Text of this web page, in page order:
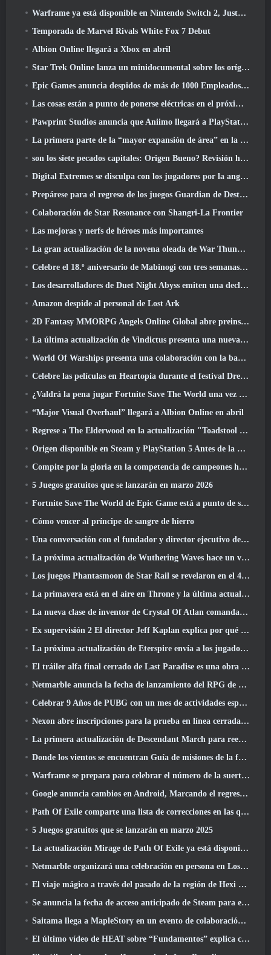
Warframe ya está disponible en Nintendo Switch 2, Justo a tiempo para el lanzamiento de Shadowgrapher
Temporada de Marvel Rivals White Fox 7 Debut
Albion Online llegará a Xbox en abril
Star Trek Online lanza un minidocumental sobre los orígenes de la Federación para celebrar el 16º aniversario
Epic Games anuncia despidos de más de 1000 Empleados, Citando "Descenso en el compromiso de Fortnite"
Las cosas están a punto de ponerse eléctricas en el próximo evento Aftershock de Apex Legends
Pawprint Studios anuncia que Aniimo llegará a PlayStation 5 Y la tienda de Epic Games en los lanzamientos
La primera parte de la “mayor expansión de área” en la historia de RuneScape se lanza hoy
son los siete pecados capitales: Origen Bueno? Revisión honesta
Digital Extremes se disculpa con los jugadores por la angustia causada por las “invitaciones nefastas” en Warframe
Prepárese para el regreso de los juegos Guardian de Destiny 2
Colaboración de Star Resonance con Shangri-La Frontier
Las mejoras y nerfs de héroes más importantes
La gran actualización de la novena oleada de War Thunder mejora el aspecto de las batallas navales con imágenes acuáticas mejoradas
Celebre el 18.º aniversario de Mabinogi con tres semanas de eventos y recompensas
Los desarrolladores de Duet Night Abyss emiten una declaración oficial sobre un reciente incidente de malware después de la actualización del juego
Amazon despide al personal de Lost Ark
2D Fantasy MMORPG Angels Online Global abre preinscripción
La última actualización de Vindictus presenta una nueva incursión en la que los jugadores se enfrentarán al Guardián de Caliburn
World Of Warships presenta una colaboración con la banda sueca de heavy metal Sabaton
Celebre las películas en Heartopia durante el festival Dreamlight Cinematics
¿Valdrá la pena jugar Fortnite Save The World una vez que sea gratis??
“Major Visual Overhaul” llegará a Albion Online en abril
Regrese a The Elderwood en la actualización "Toadstool Tales" de Palia
Origen disponible en Steam y PlayStation 5 Antes de la marcha 23 Lanzamiento
Compite por la gloria en la competencia de campeones huecos de New Eridu en la próxima actualización de Zenless Zone Zero
5 Juegos gratuitos que se lanzarán en marzo 2026
Fortnite Save The World de Epic Game está a punto de ser un juego gratuito
Cómo vencer al príncipe de sangre de hierro
Una conversación con el fundador y director ejecutivo de Netmarble, Ken Kim, sobre MONGIL: Buceo estelar
La próxima actualización de Wuthering Waves hace un viaje al “lado oscuro”
Los juegos Phantasmoon de Star Rail se revelaron en el 4.1 Programa Especial
La primavera está en el aire en Throne y la última actualización de Liberty
La nueva clase de inventor de Crystal Of Atlan comanda a los Magitech Mechs en la batalla
Ex supervisión 2 El director Jeff Kaplan explica por qué dejó a Blizzard
La próxima actualización de Eterspire envía a los jugadores a las minas enanas
El tráiler alfa final cerrado de Last Paradise es una obra de arte pequeña pero aterradora
Netmarble anuncia la fecha de lanzamiento del RPG de acción para domesticar monstruos Mongil: Buceo estelar
Celebrar 9 Años de PUBG con un mes de actividades especiales
Nexon abre inscripciones para la prueba en línea cerrada de abril de MapleStory Classic World
La primera actualización de Descendant March para reequilibrar el Sharen y presentar contenido nuevo
Donde los vientos se encuentran Guía de misiones de la fortaleza de Whitecrown
Warframe se prepara para celebrar el número de la suerte 13 Con eventos de aniversario
Google anuncia cambios en Android, Marcando el regreso de Fortnite a Play Store
Path Of Exile comparte una lista de correcciones en las que se está trabajando después del lanzamiento de Mirage
5 Juegos gratuitos que se lanzarán en marzo 2025
La actualización Mirage de Path Of Exile ya está disponible
Netmarble organizará una celebración en persona en Los Ángeles. Antes de los siete pecados capitales: Lanzamiento de origen
El viaje mágico a través del pasado de la región de Hexi comienza donde los vientos se encuentran hoy
Se anuncia la fecha de acceso anticipado de Steam para el ARPG Crystalfall de Steampunk
Saitama llega a MapleStory en un evento de colaboración con One-Punch Man
El último vídeo de HEAT sobre “Fundamentos” explica cómo trabajan juntos los agentes y los tanques